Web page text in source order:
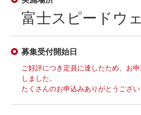
富士スピードウ
募集受付開始日
ご好評につき定員に達したため、お
しました。
たくさんのお申込みありがとうござい